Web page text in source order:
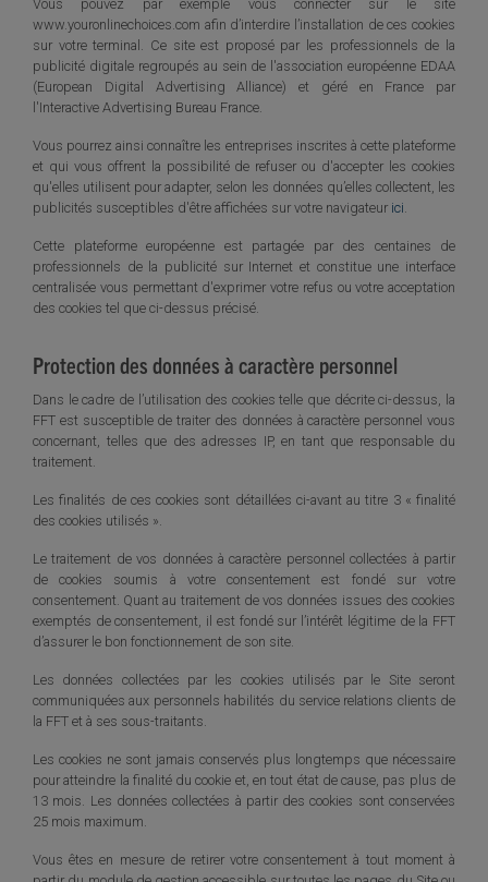
Vous pouvez par exemple vous connecter sur le site
www.youronlinechoices.com afin d’interdire l’installation de ces cookies
sur votre terminal. Ce site est proposé par les professionnels de la
publicité digitale regroupés au sein de l'association européenne EDAA
(European Digital Advertising Alliance) et géré en France par
l'Interactive Advertising Bureau France.
Vous pourrez ainsi connaître les entreprises inscrites à cette plateforme
et qui vous offrent la possibilité de refuser ou d'accepter les cookies
qu'elles utilisent pour adapter, selon les données qu’elles collectent, les
publicités susceptibles d'être affichées sur votre navigateur ici
Cette plateforme européenne est partagée par des centaines de
professionnels de la publicité sur Internet et constitue une interface
centralisée vous permettant d'exprimer votre refus ou votre acceptation
des cookies tel que ci-dessus précisé.
Protection des données à caractère personnel
Dans le cadre de l’utilisation des cookies telle que décrite ci-dessus, la
FFT est susceptible de traiter des données à caractère personnel vous
concernant, telles que des adresses IP, en tant que responsable du
traitement.
Les finalités de ces cookies sont détaillées ci-avant au titre 3 « finalité
des cookies utilisés ».
Le traitement de vos données à caractère personnel collectées à partir
de cookies soumis à votre consentement est fondé sur votre
consentement. Quant au traitement de vos données issues des cookies
exemptés de consentement, il est fondé sur l’intérêt légitime de la FFT
d’assurer le bon fonctionnement de son site.
Les données collectées par les cookies utilisés par le Site seront
communiquées aux personnels habilités du service relations clients de
la FFT et à ses sous-traitants.
Les cookies ne sont jamais conservés plus longtemps que nécessaire
pour atteindre la finalité du cookie et, en tout état de cause, pas plus de
13 mois. Les données collectées à partir des cookies sont conservées
25 mois maximum.
Vous êtes en mesure de retirer votre consentement à tout moment à